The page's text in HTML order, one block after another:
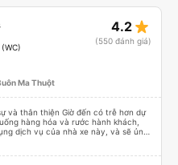
4.2 star_rate
(550 đánh giá)
Ma Thuột
và thân thiện Giờ đến có trễ hơn dự
hàng hóa và rước hành khách,
dịch vụ của nhà xe này, và sẽ ủng
dịch vụ của nhà xe này